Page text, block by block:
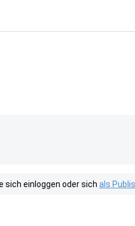
sich einloggen oder sich als